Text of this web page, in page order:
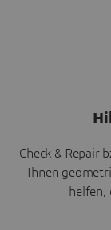
Check & Repair
Ihnen
helfen,